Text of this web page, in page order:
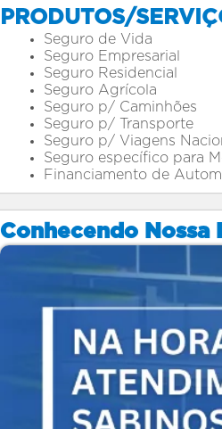
PRODUTOS/
Seguro de Vida
Seguro Empresarial
Seguro Residencial
Seguro Agrícola
Seguro p/ Caminhões
Seguro p/ Transporte
Seguro p/ Viagens
Seguro específico para
Financiamento de
Conhecendo Nossa